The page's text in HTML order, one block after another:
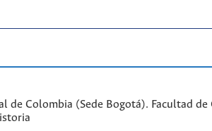
de Colombia (Sede Bogotá). Facultad de